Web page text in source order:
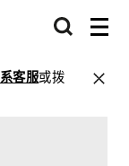
客服或拨